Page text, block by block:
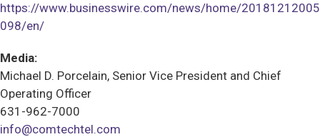
https://www.businesswire.com/news/home/20181212005
098/en/
Media:
Michael D. Porcelain, Senior Vice President and Chief
Operating Officer
631-962-7000
info@comtechtel.com